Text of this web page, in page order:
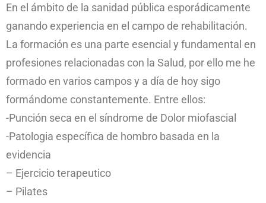
En el ámbito de la sanidad pública esporádicamente
ganando experiencia en el campo de rehabilitación.
La formación es una parte esencial y fundamental en
profesiones relacionadas con la Salud, por ello me he
formado en varios campos y a día de hoy sigo
formándome constantemente. Entre ellos:
-Punción seca en el síndrome de Dolor miofascial
-Patologia específica de hombro basada en la
evidencia
– Ejercicio terapeutico
– Pilates